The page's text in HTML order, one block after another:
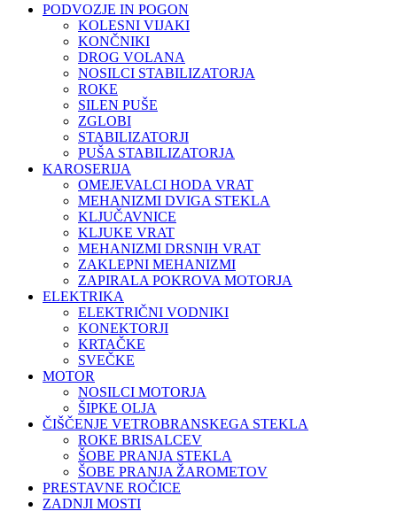
PODVOZJE IN POGON
KOLESNI VIJAKI
KONČNIKI
DROG VOLANA
NOSILCI STABILIZATORJA
ROKE
SILEN PUŠE
ZGLOBI
STABILIZATORJI
PUŠA STABILIZATORJA
KAROSERIJA
OMEJEVALCI HODA VRAT
MEHANIZMI DVIGA STEKLA
KLJUČAVNICE
KLJUKE VRAT
MEHANIZMI DRSNIH VRAT
ZAKLEPNI MEHANIZMI
ZAPIRALA POKROVA MOTORJA
ELEKTRIKA
ELEKTRIČNI VODNIKI
KONEKTORJI
KRTAČKE
SVEČKE
MOTOR
NOSILCI MOTORJA
ŠIPKE OLJA
ČIŠČENJE VETROBRANSKEGA STEKLA
ROKE BRISALCEV
ŠOBE PRANJA STEKLA
ŠOBE PRANJA ŽAROMETOV
PRESTAVNE ROČICE
ZADNJI MOSTI